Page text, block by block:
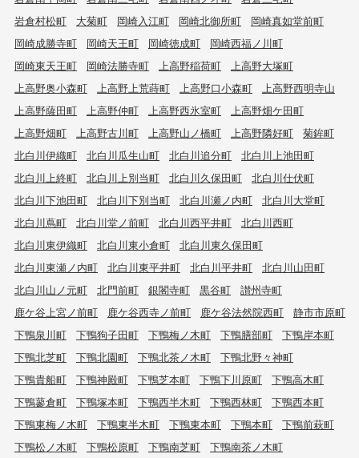
岩倉村松町
大菊町 岡崎入江町 岡崎北御所町
岡崎真如堂前町
岡崎成勝寺町
岡崎天王町 岡崎徳成町
岡崎西福ノ川町
岡崎東天王町
岡崎法勝寺町 上高野稲荷町
上高野大塚町
上高野奥小森町
上高野上荒蒔町 上高野口小森町
上高野西明寺山
上高野薩田町
上高野仲町 上高野西氷室町
上高野畑ケ田町
上高野畑町
上高野古川町 上高野山ノ橋町 上高野隣好町
菊鉾町
北白川伊織町
北白川瓜生山町 北白川追分町
北白川上池田町
北白川上終町
北白川上別当町 北白川久保田町
北白川仕伏町
北白川下池田町
北白川下別当町 北白川瀬ノ内町
北白川大堂町
北白川蔦町
北白川堂ノ前町 北白川西平井町
北白川西町
北白川東伊織町
北白川東小倉町
北白川東久保田町
北白川東瀬ノ内町
北白川東平井町 北白川平井町
北白川山田町
北白川山ノ元町
北門前町 銀閣寺町 黒谷町
讃州寺町
鹿ケ谷上宮ノ前町
鹿ケ谷西寺ノ前町 鹿ケ谷法然院西町
静市市原町
下鴨泉川町
下鴨狗子田町 下鴨梅ノ木町 下鴨膳部町
下鴨岸本町
下鴨北芝町
下鴨北園町 下鴨北茶ノ木町
下鴨北野々神町
下鴨貴船町
下鴨神殿町 下鴨芝本町 下鴨下川原町
下鴨高木町
下鴨蓼倉町
下鴨塚本町 下鴨西半木町 下鴨西林町
下鴨西本町
下鴨東梅ノ木町
下鴨東半木町 下鴨東本町 下鴨本町
下鴨前萩町
下鴨松ノ木町
下鴨松原町 下鴨南芝町
下鴨南茶ノ木町